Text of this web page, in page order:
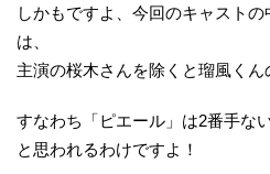
しかもですよ、今回のキャスト
は、
主演の桜木さんを除くと瑠風くん
すなわち「ピエール」は2番手な
と思われるわけですよ！